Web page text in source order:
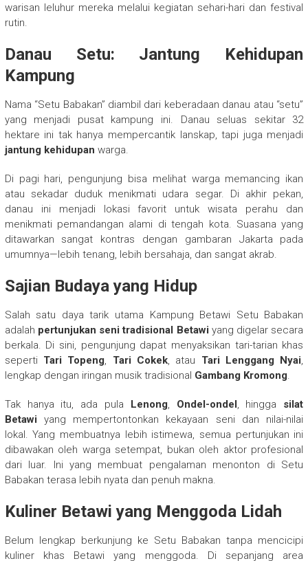
warisan leluhur mereka melalui kegiatan sehari-hari dan festival
rutin.
Danau Setu: Jantung Kehidupan
Kampung
Nama “Setu Babakan” diambil dari keberadaan danau atau “setu”
yang menjadi pusat kampung ini. Danau seluas sekitar 32
hektare ini tak hanya mempercantik lanskap, tapi juga menjadi
jantung kehidupan warga.
Di pagi hari, pengunjung bisa melihat warga memancing ikan
atau sekadar duduk menikmati udara segar. Di akhir pekan,
danau ini menjadi lokasi favorit untuk wisata perahu dan
menikmati pemandangan alami di tengah kota. Suasana yang
ditawarkan sangat kontras dengan gambaran Jakarta pada
umumnya—lebih tenang, lebih bersahaja, dan sangat akrab.
Sajian Budaya yang Hidup
Salah satu daya tarik utama Kampung Betawi Setu Babakan
adalah pertunjukan seni tradisional Betawi yang digelar secara
berkala. Di sini, pengunjung dapat menyaksikan tari-tarian khas
seperti Tari Topeng, Tari Cokek, atau Tari Lenggang Nyai,
lengkap dengan iringan musik tradisional Gambang Kromong.
Tak hanya itu, ada pula Lenong, Ondel-ondel, hingga silat
Betawi yang mempertontonkan kekayaan seni dan nilai-nilai
lokal. Yang membuatnya lebih istimewa, semua pertunjukan ini
dibawakan oleh warga setempat, bukan oleh aktor profesional
dari luar. Ini yang membuat pengalaman menonton di Setu
Babakan terasa lebih nyata dan penuh makna.
Kuliner Betawi yang Menggoda Lidah
Belum lengkap berkunjung ke Setu Babakan tanpa mencicipi
kuliner khas Betawi yang menggoda. Di sepanjang area